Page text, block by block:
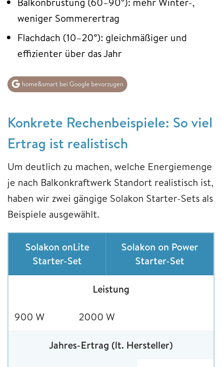
weniger Sommerertrag
Flachdach (10–20°): gleichmäßiger und
effizienter über das Jahr
home&smart bei Google bevorzugen
Konkrete Rechenbeispiele: So viel
Ertrag ist realistisch
Um deutlich zu machen, welche Energiemenge
je nach Balkonkraftwerk Standort realistisch ist,
haben wir zwei gängige Solakon Starter-Sets als
Beispiele ausgewählt.
Solakon onLite
Starter-Set
Solakon on Power
Starter-Set
Leistung
900 W 2000 W
Jahres-Ertrag (lt. Hersteller)